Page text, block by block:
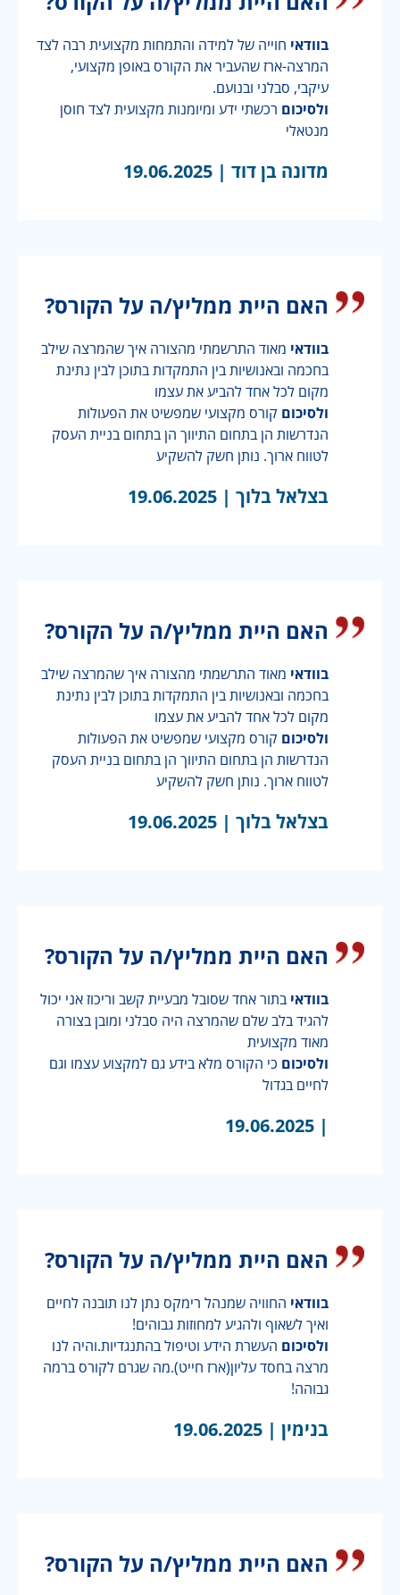
בוודאי חוייה של למידה והתמחות מקצועית רבה לצד
המרצה-ארז שהעביר את הקורס באופן מקצועי,
עיקבי, סבלני ובנועם.
ולסיכום רכשתי ידע ומיומנות מקצועית לצד חוסן
מנטאלי
מדונה בן דוד | 19.06.2025
האם היית ממליץ/ה על הקורס?
בוודאי מאוד התרשמתי מהצורה איך שהמרצה שילב
בחכמה ובאנושיות בין התמקדות בתוכן לבין נתינת
מקום לכל אחד להביע את עצמו
ולסיכום קורס מקצועי שמפשיט את הפעולות
הנדרשות הן בתחום התיווך הן בתחום בניית העסק
לטווח ארוך. נותן חשק להשקיע
בצלאל בלוך | 19.06.2025
האם היית ממליץ/ה על הקורס?
בוודאי מאוד התרשמתי מהצורה איך שהמרצה שילב
בחכמה ובאנושיות בין התמקדות בתוכן לבין נתינת
מקום לכל אחד להביע את עצמו
ולסיכום קורס מקצועי שמפשיט את הפעולות
הנדרשות הן בתחום התיווך הן בתחום בניית העסק
לטווח ארוך. נותן חשק להשקיע
בצלאל בלוך | 19.06.2025
האם היית ממליץ/ה על הקורס?
בוודאי בתור אחד שסובל מבעיית קשב וריכוז אני יכול
להגיד בלב שלם שהמרצה היה סבלני ומובן בצורה
מאוד מקצועית
ולסיכום כי הקורס מלא בידע גם למקצוע עצמו וגם
לחיים בגדול
|
19.06.2025
האם היית ממליץ/ה על הקורס?
בוודאי החוויה שמנהל רימקס נתן לנו תובנה לחיים
ואיך לשאוף ולהגיע למחוזות גבוהים!
ולסיכום העשרת הידע וטיפול בהתנגדיות.והיה לנו
מרצה בחסד עליון(ארז חייט).מה שגרם לקורס ברמה
גבוהה!
בנימין | 19.06.2025
האם היית ממליץ/ה על הקורס?